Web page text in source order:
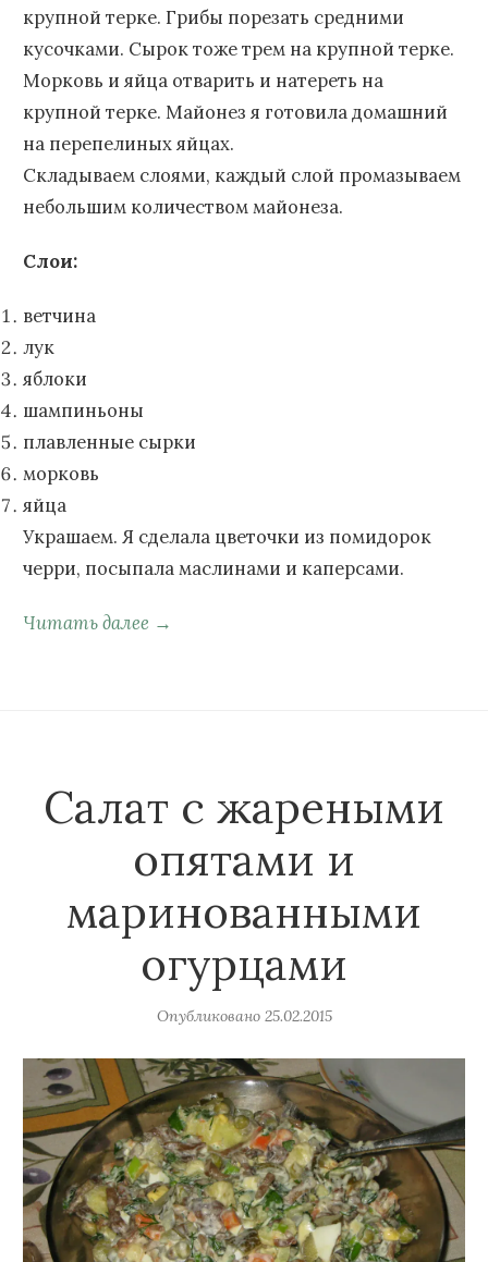
крупной терке. Грибы порезать средними
кусочками. Сырок тоже трем на крупной терке.
Морковь и яйца отварить и натереть на
крупной терке. Майонез я готовила домашний
на перепелиных яйцах.
Складываем слоями, каждый слой промазываем
небольшим количеством майонеза.
Слои:
ветчина
лук
яблоки
шампиньоны
плавленные сырки
морковь
яйца
Украшаем. Я сделала цветочки из помидорок
черри, посыпала маслинами и каперсами.
Читать далее →
Салат с жареными
опятами и
маринованными
огурцами
Опубликовано 25.02.2015